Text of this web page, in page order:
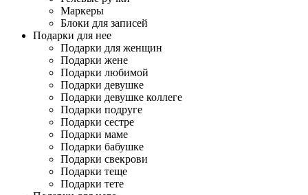
Маркеры
Блоки для записей
Подарки для нее
Подарки для женщин
Подарки жене
Подарки любимой
Подарки девушке
Подарки девушке коллеге
Подарки подруге
Подарки сестре
Подарки маме
Подарки бабушке
Подарки свекрови
Подарки теще
Подарки тете